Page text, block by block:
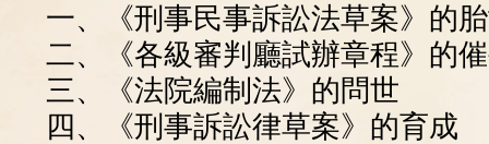
一、《刑事民事訴訟法草案》的
二、《各級審判廳試辦章程》的
三、《法院編制法》的問世
四、《刑事訴訟律草案》的育成